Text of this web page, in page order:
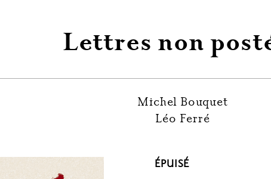
Lettres non
Michel Bouquet
Léo Ferré
ÉPUISÉ